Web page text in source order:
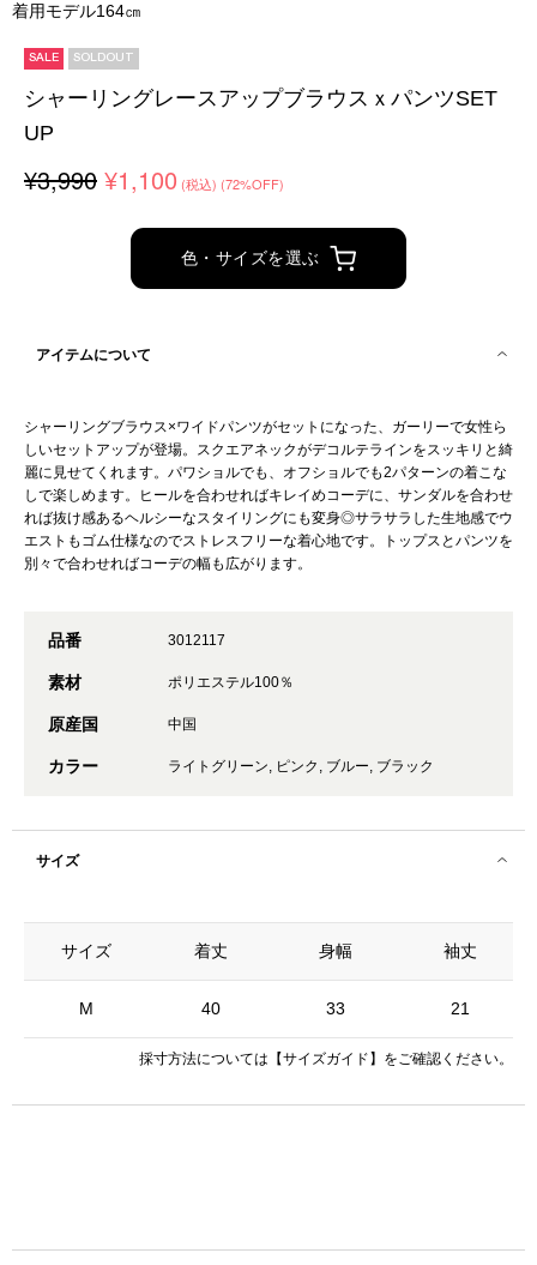
着用モデル164㎝
SALE SOLDOUT
シャーリングレースアップブラウスｘパンツSET
UP
¥3,990 ¥1,100 (税込) (72%OFF)
色・サイズを選ぶ
アイテムについて
シャーリングブラウス×ワイドパンツがセットになった、ガーリーで女性ら
しいセットアップが登場。スクエアネックがデコルテラインをスッキリと綺
麗に見せてくれます。パワショルでも、オフショルでも2パターンの着こな
しで楽しめます。ヒールを合わせればキレイめコーデに、サンダルを合わせ
れば抜け感あるヘルシーなスタイリングにも変身◎サラサラした生地感でウ
エストもゴム仕様なのでストレスフリーな着心地です。トップスとパンツを
別々で合わせればコーデの幅も広がります。
品番 3012117
素材 ポリエステル100％
原産国 中国
カラー ライトグリーン, ピンク, ブルー, ブラック
サイズ
サイズ
M
着丈 身幅 袖丈
40 33 21
採寸方法については 【サイズガイド】 をご確認ください。